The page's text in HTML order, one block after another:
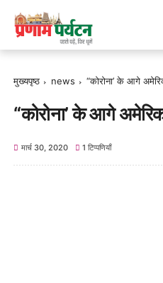
मुख्यपृष्ठ news “कोरोना’ के आगे
“कोरोना’ के आगे
मार्च 30, 2020 1 टिप्पणियाँ